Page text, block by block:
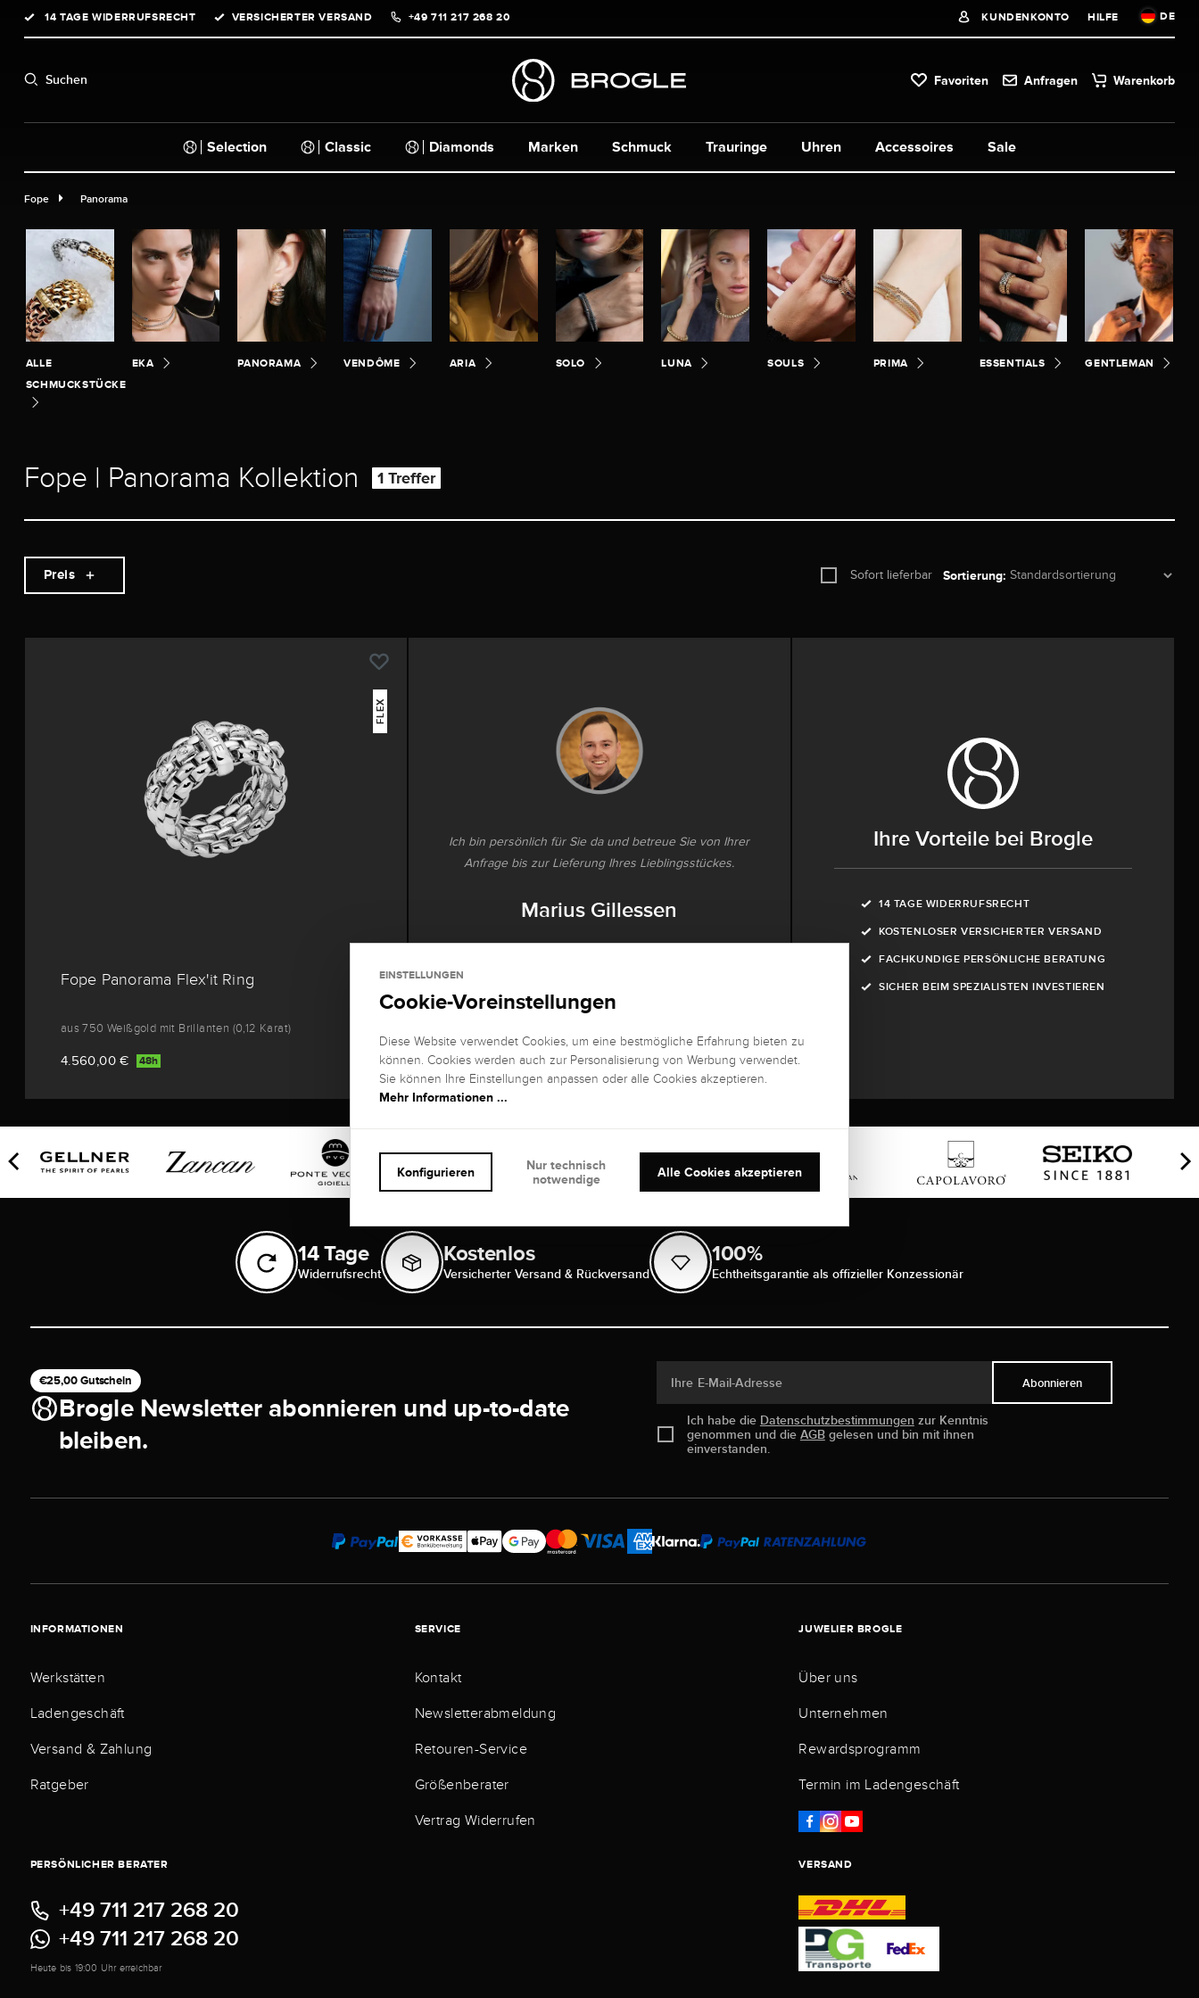
Zur Hauptnavigation springen
14 TAGE WIDERRUFSRECHT VERSICHERTER VERSAND +49 711 217 268 20 KUNDENKONTO HILFE DE
Suchen Favoriten Anfragen Warenkorb
Selection Classic Diamonds Marken Schmuck Uhren Accessoires Sale
Trauringe
Fope Panorama
ALLE
SCHMUCKSTÜCKE
EKA PANORAMA VENDÔME ARIA SOLO LUNA SOULS PRIMA ESSENTIALS GENTLEMAN
Fope | Panorama Kollektion 1 Treffer
Preis Sofort lieferbar Sortierung:
FLEX
Fope Panorama Flex'it Ring
aus 750 Weißgold mit Brillanten (0,12 Karat)
4.560,00 € 48h
Ich bin persönlich für Sie da und betreue Sie von Ihrer
Anfrage bis zur Lieferung Ihres Lieblingsstückes.
Marius Gillessen
+49 (0) 711 217 268 27
Ihre Vorteile bei Brogle
14 TAGE WIDERRUFSRECHT
KOSTENLOSER VERSICHERTER VERSAND
FACHKUNDIGE PERSÖNLICHE BERATUNG
SICHER BEIM SPEZIALISTEN INVESTIEREN
14 Tage
Widerrufsrecht
Kostenlos
Versicherter Versand & Rückversand
100%
Echtheitsgarantie als offizieller Konzessionär
€25,00 Gutschein
Brogle Newsletter abonnieren und up-to-date
bleiben.
Ihre E-Mail-Adresse
Ich habe die Datenschutzbestimmungen zur Kenntnis
genommen und die AGBgelesen und bin mit ihnen
einverstanden.
Abonnieren
INFORMATIONEN
Werkstätten
Ladengeschäft
Versand & Zahlung
Ratgeber
SERVICE
Kontakt
Newsletterabmeldung
Retouren-Service
Größenberater
Vertrag Widerrufen
JUWELIER BROGLE
Über uns
Unternehmen
Rewardsprogramm
Termin im Ladengeschäft
PERSÖNLICHER BERATER
+49 711 217 268 20
+49 711 217 268 20
Heute bis 19:00 Uhr erreichbar
VERSAND
EINSTELLUNGEN
Cookie-Voreinstellungen
Diese Website verwendet Cookies, um eine bestmögliche Erfahrung bieten zu
können. Cookies werden auch zur Personalisierung von Werbung verwendet.
Sie können Ihre Einstellungen anpassen oder alle Cookies akzeptieren.
Mehr Informationen ...
Alle Cookies akzeptieren
Konfigurieren
Nur technisch
notwendige